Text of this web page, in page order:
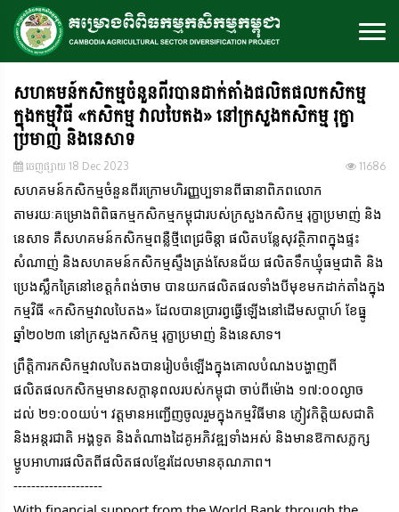
សហគមន៍កសិកម្មចំនួនពីរបានដាក់តាំងផលិតផលកសិកម្ម
ក្នុងកម្មវិធី «កសិកម្ម វាលបៃតង» នៅក្រសួងកសិកម្ម រុក្ខា
ប្រមាញ់ និងនេសាទ
ចេញ​ផ្សាយ​ 18 Dec 2023 11686
សហគមន៍កសិកម្មចំនួនពីរក្រោមហិរញ្ញប្បទានពីធានាពិភពលោក
តាមរយៈគម្រោងពិពិធកម្មកសិកម្មកម្ពុជារបស់ក្រសួងកសិកម្ម រុក្ខាប្រមាញ់ និង
នេសាទ គឺសហគមន៍កសិកម្មពន្លឺថ្មីពេជ្រចិន្តា ផលិតបន្លែសុវត្ថិភាពក្នុងផ្ទះ
សំណាញ់ និងសហគមន៍កសិកម្មស្ទឹងត្រង់សែនជ័យ ផលិតទឹកឃ្មុំធម្មជាតិ និង
ប្រេងស្លឹកគ្រៃនៅខេត្តកំពង់ចាម បានយកផលិតផលទាំងបីមុខមកដាក់តាំងក្នុង
កម្មវិធី «កសិកម្មវាលបៃតង» ដែលបានប្រារព្វធ្វើឡើងនៅដើមសប្តាហ៍ ខែធ្នូ
ឆ្នាំ២០២៣ នៅក្រសួងកសិកម្ម រុក្ខាប្រមាញ់ និងនេសាទ។
ព្រឹត្តិការកសិកម្មវាលបៃតងបានរៀបចំឡើងក្នុងគោលបំណងបង្ហាញពី
ផលិតផលកសិកម្មមានសក្ដានុពលរបស់កម្ពុជា ចាប់ពីម៉ោង ១៧:០០ល្ងាច
ដល់ ២១:០០យប់។ វត្តមានអញ្ជើញចូលរួមក្នុងកម្មវិធីមាន ភ្ញៀវកិត្តិយសជាតិ
និងអន្តរជាតិ អង្គទូត និងតំណាងដៃគូអភិវឌ្ឍទាំងអស់ និងមានឱកាសភ្លក្ស
ម្ហូបអាហារផលិតពីផលិតផលខ្មែរដែលមានគុណភាព។
--------------------